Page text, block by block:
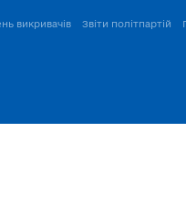
викривачів Звіти політпартій